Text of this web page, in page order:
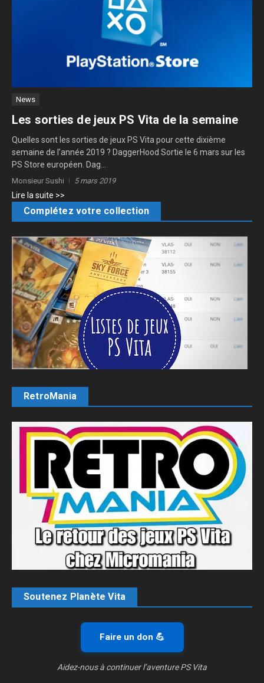
News
Les sorties de jeux PS Vita de la semaine
Quelles sont les sorties de jeux PS Vita pour cette dixième
semaine de l’année 2019 ? DaggerHood Sortie le 6 mars sur les
PS Store européen. Dag...
Monsieur Sushi 5 mars 2019
Lire la suite >>
Complétez votre collection
RetroMania
Soutenez Planète Vita
Faire un don 💪
Aidez-nous à continuer l’aventure PS Vita